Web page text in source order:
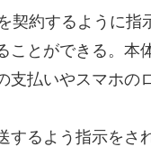
契約するように
ことができる。本
支払いやスマホの
するよう指示をさ